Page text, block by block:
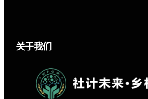
关于我们